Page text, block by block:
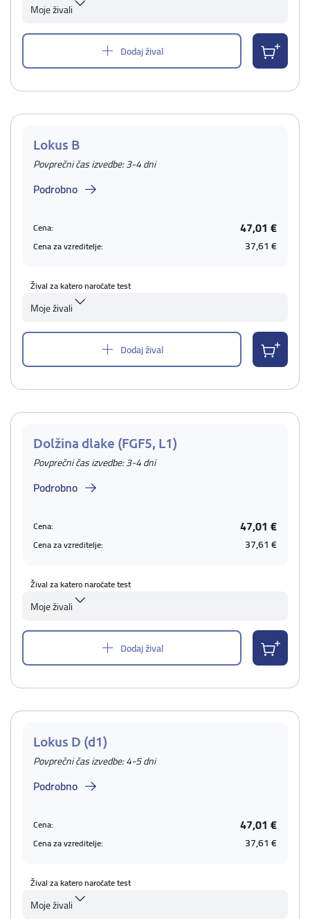
Moje živali
Dodaj žival
Lokus B
Povprečni čas izvedbe: 3-4 dni
Podrobno
Cena: 47,01 €
Cena za vzreditelje: 37,61 €
Žival za katero naročate test
Moje živali
Dodaj žival
Dolžina dlake (FGF5, L1)
Povprečni čas izvedbe: 3-4 dni
Podrobno
Cena: 47,01 €
Cena za vzreditelje: 37,61 €
Žival za katero naročate test
Moje živali
Dodaj žival
Lokus D (d1)
Povprečni čas izvedbe: 4-5 dni
Podrobno
Cena: 47,01 €
Cena za vzreditelje: 37,61 €
Žival za katero naročate test
Moje živali